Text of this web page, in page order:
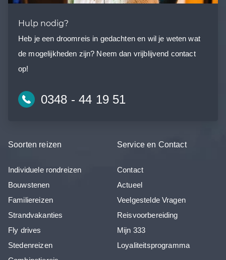
Hulp nodig?
Heb je een droomreis in gedachten en wil je weten wat
de mogelijkheden zijn? Neem dan vrijblijvend contact
op!
0348 - 44 19 51
Soorten reizen
Individuele rondreizen
Bouwstenen
Familiereizen
Strandvakanties
Fly drives
Stedenreizen
Service en Contact
Contact
Actueel
Veelgestelde Vragen
Reisvoorbereiding
Mijn 333
Loyaliteitsprogramma